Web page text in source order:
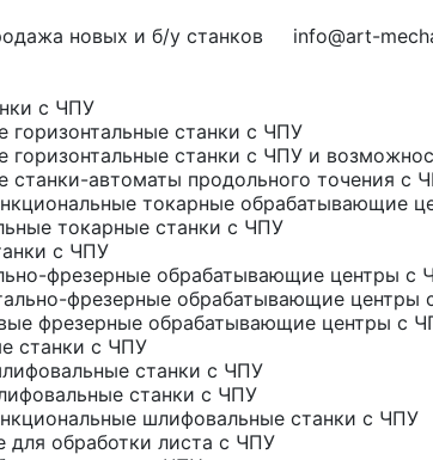
новых и б/у станков info@art-
с ЧПУ
горизонтальные станки с ЧПУ
горизонтальные станки с ЧПУ и
станки-автоматы продольного точения с
токарные обрабатывающие
токарные станки с ЧПУ
с ЧПУ
фрезерные обрабатывающие центры с
фрезерные обрабатывающие центры
фрезерные обрабатывающие центры с
станки с ЧПУ
станки с ЧПУ
станки с ЧПУ
шлифовальные станки с ЧПУ
для обработки листа с ЧПУ